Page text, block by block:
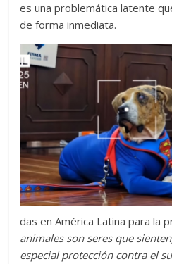
es una problemática latente
de forma inmediata.
das en América Latina para la
animales son seres que
especial protección contra el